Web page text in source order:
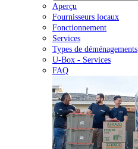
Aperçu
Fournisseurs locaux
Fonctionnement
Services
Types de déménagements
U-Box - Services
FAQ